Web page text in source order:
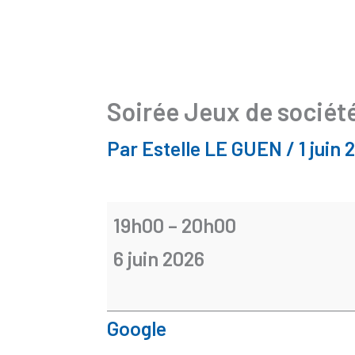
Soirée Jeux de
Par Estelle LE GUEN / 1 juin
19h00 – 20h00
6 juin 2026
Google